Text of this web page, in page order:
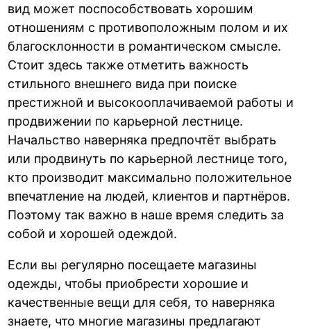
вид может поспособствовать хорошим
отношениям с противоположным полом и их
благосклонности в романтическом смысле.
Стоит здесь также отметить важность
стильного внешнего вида при поиске
престижной и высокооплачиваемой работы и
продвижении по карьерной лестнице.
Начальство наверняка предпочтёт выбрать
или продвинуть по карьерной лестнице того,
кто производит максимально положительное
впечатление на людей, клиентов и партнёров.
Поэтому так важно в наше время следить за
собой и хорошей одеждой.
Если вы регулярно посещаете магазины
одежды, чтобы приобрести хорошие и
качественные вещи для себя, то наверняка
знаете, что многие магазины предлагают